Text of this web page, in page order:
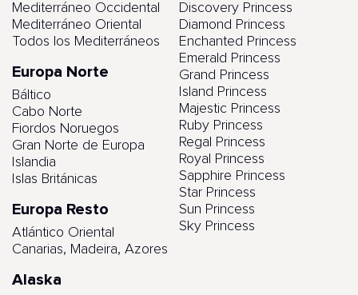
Mediterráneo Occidental
Mediterráneo Oriental
Todos los Mediterráneos
Europa Norte
Báltico
Cabo Norte
Fiordos Noruegos
Gran Norte de Europa
Islandia
Islas Británicas
Europa Resto
Atlántico Oriental
Canarias, Madeira, Azores
Alaska
Discovery Princess
Diamond Princess
Enchanted Princess
Emerald Princess
Grand Princess
Island Princess
Majestic Princess
Ruby Princess
Regal Princess
Royal Princess
Sapphire Princess
Star Princess
Sun Princess
Sky Princess